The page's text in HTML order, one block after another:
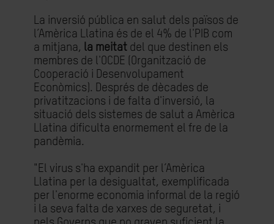
La inversió pública en salut dels països de
l’Amèrica Llatina és de el 4% de l'PIB com
a mitjana, la meitat del que destinen els
membres de l'OCDE (Organització de
Cooperació i Desenvolupament
Econòmics). Després de dècades de
privatitzacions i de falta d'inversió, la
situació dels sistemes de salut a Amèrica
Llatina dificulta enormement el fre de la
pandèmia.
"El virus s'ha expandit per l’Amèrica
Llatina per la desigualtat, exemplificada
per l'enorme economia informal de la regió
i la seva falta de xarxes de seguretat, i